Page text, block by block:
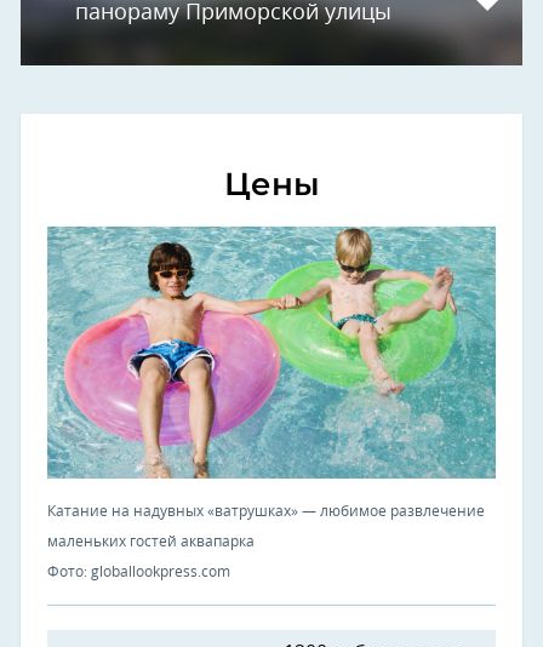
панораму Приморской улицы
Цены
Катание на надувных «ватрушках» — любимое развлечение
маленьких гостей аквапарка
Фото: globallookpress.com